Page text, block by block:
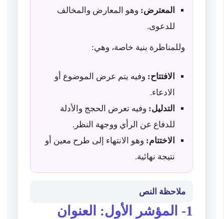
المعترض: وهو المعارض والمخالف
للدعوى.
وللمناظرة بنية خاصة، وهي:
الافتتاح: وفيه يتم عرض الموضوع أو
الادعاء.
التدليل: وفيه تعرض الحجج والأدلة
للدفاع عن الرأي ووجهة النظر.
الاختتام: وهو الانتهاء إلى طرح معين أو
نتيجة نهائية.
ملاحظة النص
1- المؤشر الأول: العنوان